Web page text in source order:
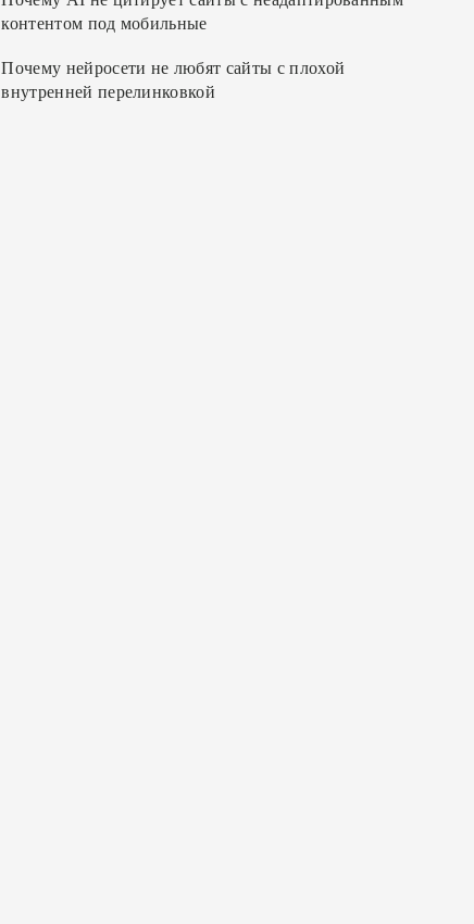
контентом под мобильные
Почему нейросети не любят сайты с плохой
внутренней перелинковкой